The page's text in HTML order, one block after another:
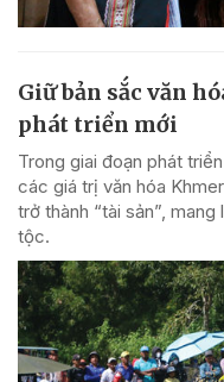
Giữ bản sắc văn
phát triển mới
Trong giai đoạn phát
các giá trị văn hóa
trở thành “tài sản”,
tộc.